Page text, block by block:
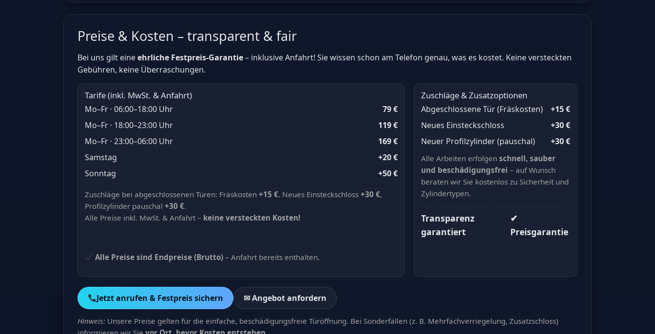
Preise & Kosten – transparent & fair
Bei uns gilt eineehrliche Festpreis-Garantie– inklusive Anfahrt! Sie wissen schon am Telefon genau, was es kostet. Keine versteckten
Gebühren, keine Überraschungen.
Tarife (inkl. MwSt. & Anfahrt)
Mo–Fr · 06:00–18:00 Uhr
79 €
Mo–Fr · 18:00–23:00 Uhr
119 €
Mo–Fr · 23:00–06:00 Uhr
169 €
Samstag
+20 €
Sonntag
+50 €
Zuschläge bei abgeschlossenen Türen: Fräskosten +15 €. Neues Einsteckschloss +30 €,
Profilzylinder pauschal +30 €.
Alle Preise inkl. MwSt. & Anfahrt – keine versteckten Kosten!
Alle Preise sind Endpreise (Brutto) – Anfahrt bereits enthalten.
Zuschläge & Zusatzoptionen
Abgeschlossene Tür (Fräskosten)
+15 €
Neues Einsteckschloss
+30 €
Neuer Profilzylinder (pauschal)
+30 €
Alle Arbeiten erfolgen schnell, sauber
und beschädigungsfrei – auf Wunsch
beraten wir Sie kostenlos zu Sicherheit und
Zylindertypen.
Transparenz
garantiert
✔
Preisgarantie
Jetzt anrufen & Festpreis sichern ✉ Angebot anfordern
Hinweis: Unsere Preise gelten für die einfache, beschädigungsfreie Türöffnung. Bei Sonderfällen (z. B. Mehrfachverriegelung, Zusatzschloss)